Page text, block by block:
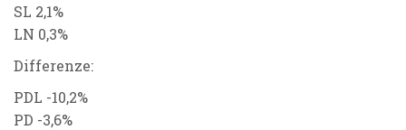
SL 2,1%
LN 0,3%
Differenze:
PDL -10,2%
PD -3,6%